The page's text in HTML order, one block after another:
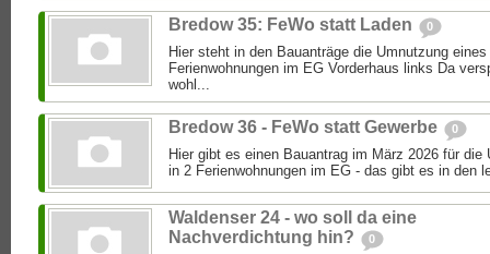
Bredow 35: FeWo statt Laden 0
Hier steht in den Bauanträge die Umnutzung
Ferienwohnungen im EG Vorderhaus links Da
wohl...
Bredow 36 - FeWo statt Gewerbe 0
Hier gibt es einen Bauantrag im März 2026 für die
in 2 Ferienwohnungen im EG - das gibt es in den
Waldenser 24 - wo soll da eine
Nachverdichtung hin?
0